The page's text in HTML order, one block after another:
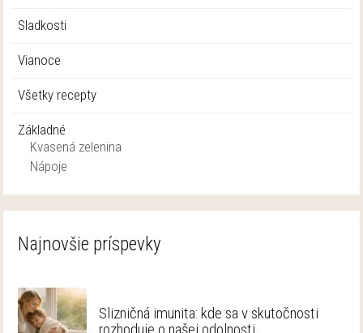
Sladkosti
Vianoce
Všetky recepty
Základné
Kvasená zelenina
Nápoje
Najnovšie príspevky
Slizničná imunita: kde sa v skutočnosti